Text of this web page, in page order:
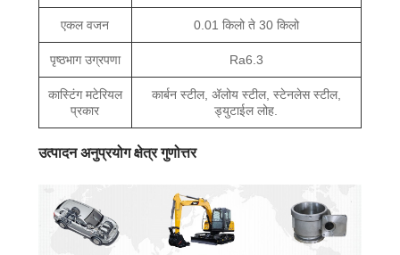
एकल वजन 0.01 किलो ते 30 किलो
पृष्ठभाग उग्रपणा Ra6.3
कास्टिंग मटेरियल
प्रकार
कार्बन स्टील, अ‍ॅलोय स्टील, स्टेनलेस स्टील,
ड्युटाईल लोह.
उत्पादन अनुप्रयोग क्षेत्र गुणोत्तर